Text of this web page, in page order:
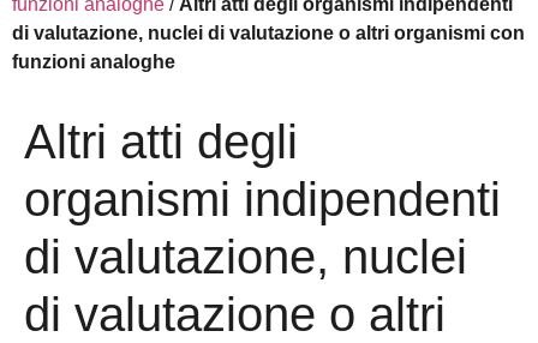
di valutazione, nuclei di valutazione o altri organismi con
funzioni analoghe
Altri atti degli
organismi indipendenti
di valutazione, nuclei
di valutazione o altri